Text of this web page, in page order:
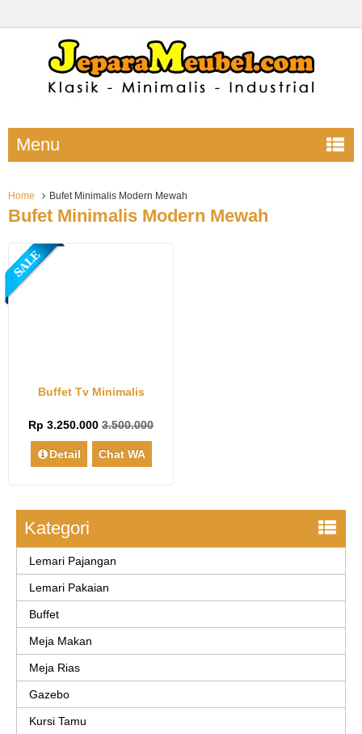
Menu
Home Bufet Minimalis Modern Mewah
Bufet Minimalis Modern Mewah
Buffet Tv Minimalis
Rp 3.250.0003.500.000
Detail Chat WA
Kategori
Lemari Pajangan
Lemari Pakaian
Buffet
Meja Makan
Meja Rias
Gazebo
Kursi Tamu